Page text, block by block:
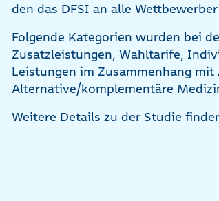
den das DFSI an alle
Folgende Kategorien wurden bei
Zusatzleistungen, Wahltarife,
Leistungen im Zusammenhang
Alternative/komplementäre
Weitere Details zu der Studie